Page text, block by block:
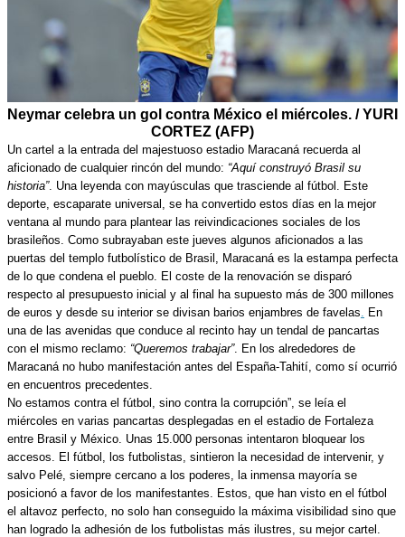
Neymar celebra un gol contra México el miércoles. / YURI
CORTEZ (AFP)
Un cartel a la entrada del majestuoso estadio Maracaná recuerda al
aficionado de cualquier rincón del mundo: “Aquí construyó Brasil su
historia”. Una leyenda con mayúsculas que trasciende al fútbol. Este
deporte, escaparate universal, se ha convertido estos días en la mejor
ventana al mundo para plantear las reivindicaciones sociales de los
brasileños . Como subrayaban este jueves algunos aficionados a las
puertas del templo futbolístico de Brasil, Maracaná es la estampa perfecta
de lo que condena el pueblo. El coste de la renovación se disparó
respecto al presupuesto inicial y al final ha supuesto más de 300 millones
de euros y desde su interior se divisan barios enjambres de favelas
En
una de las avenidas que conduce al recinto hay un tendal de pancartas
con el mismo reclamo: “Queremos trabajar”. En los alrededores de
Maracaná no hubo manifestación antes del España-Tahití, como sí ocurrió
en encuentros precedentes.
No estamos contra el fútbol, sino contra la corrupción”, se leía el
miércoles en varias pancartas desplegadas en el estadio de Fortaleza
entre Brasil y México. Unas 15.000 personas intentaron bloquear los
accesos. El fútbol, los futbolistas, sintieron la necesidad de intervenir, y
salvo Pelé, siempre cercano a los poderes, la inmensa mayoría se
posicionó a favor de los manifestantes. Estos, que han visto en el fútbol
el altavoz perfecto, no solo han conseguido la máxima visibilidad sino que
han logrado la adhesión de los futbolistas más ilustres, su mejor cartel.